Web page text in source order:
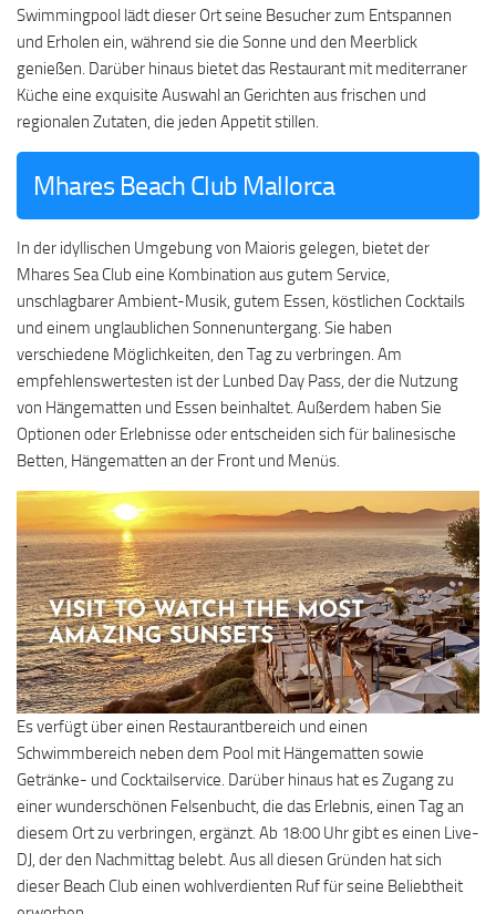
Swimmingpool lädt dieser Ort seine Besucher zum Entspannen
und Erholen ein, während sie die Sonne und den Meerblick
genießen. Darüber hinaus bietet das Restaurant mit mediterraner
Küche eine exquisite Auswahl an Gerichten aus frischen und
regionalen Zutaten, die jeden Appetit stillen.
Mhares Beach Club Mallorca
In der idyllischen Umgebung von Maioris gelegen, bietet der
Mhares Sea Club eine Kombination aus gutem Service,
unschlagbarer Ambient-Musik, gutem Essen, köstlichen Cocktails
und einem unglaublichen Sonnenuntergang. Sie haben
verschiedene Möglichkeiten, den Tag zu verbringen. Am
empfehlenswertesten ist der Lunbed Day Pass, der die Nutzung
von Hängematten und Essen beinhaltet. Außerdem haben Sie
Optionen oder Erlebnisse oder entscheiden sich für balinesische
Betten, Hängematten an der Front und Menüs.
Es verfügt über einen Restaurantbereich und einen
Schwimmbereich neben dem Pool mit Hängematten sowie
Getränke- und Cocktailservice. Darüber hinaus hat es Zugang zu
einer wunderschönen Felsenbucht, die das Erlebnis, einen Tag an
diesem Ort zu verbringen, ergänzt. Ab 18:00 Uhr gibt es einen Live-
DJ, der den Nachmittag belebt. Aus all diesen Gründen hat sich
dieser Beach Club einen wohlverdienten Ruf für seine Beliebtheit